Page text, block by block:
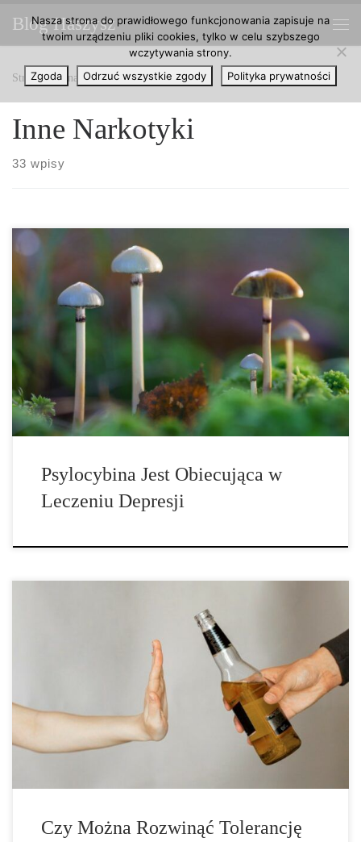
Przejdź do treści
Blog Haszysz
Strona główna » Inne Narkotyki
Inne Narkotyki
33 wpisy
Już w przeszłości psycholodzy i lekarze innych specjalności
wykazywali zainteresowanie zdolnościami, które tkwią w grzybach
psylocybinowych. Najnowsze brytyjskie badania sugerują, że
psylocybina może być skutecznym środkiem w leczeniu depresji.
Grupa brytyjskich naukowców przeprowadziła niedawno badania
nad farmaceutycznym potencjałem psilocybiny, substancji czynnej
halucynogennych grzybów. Psilocybina okazała się skuteczniejsza
niż inne substancje […]
Psylocybina Jest Obiecująca w
Leczeniu Depresji
Kto często pije alkohol, może uodpornić się na jego działanie. Czy
to samo dotyczy kaca? Czy skutki uboczne picia alkoholu mogą
być mniej dotkliwe? Zajęła się tym aktualna analiza. Kac zwykle
daje o sobie znać po długiej, zakrapianej nocy. Ból głowy,
nudności i ogólne złe samopoczucie są typowymi objawami kaca.
Czy Można Rozwinąć Tolerancję
Nasza strona do prawidłowego funkcjonowania zapisuje na
twoim urządzeniu pliki cookies, tylko w celu szybszego
wczytywania strony.
Zgoda
Odrzuć wszystkie zgody Polityka prywatności